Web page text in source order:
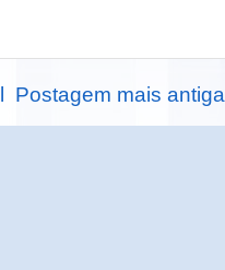
Postagem mais antiga